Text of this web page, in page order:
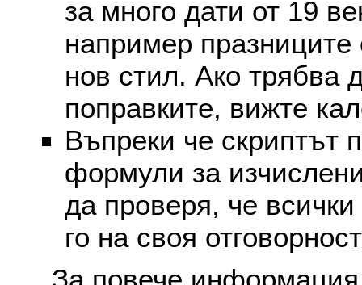
за много дати от 19
например празниците
нов стил. Ако трябва
поправките, вижте
Въпреки че скриптът
формули за
да проверя, че
го на своя